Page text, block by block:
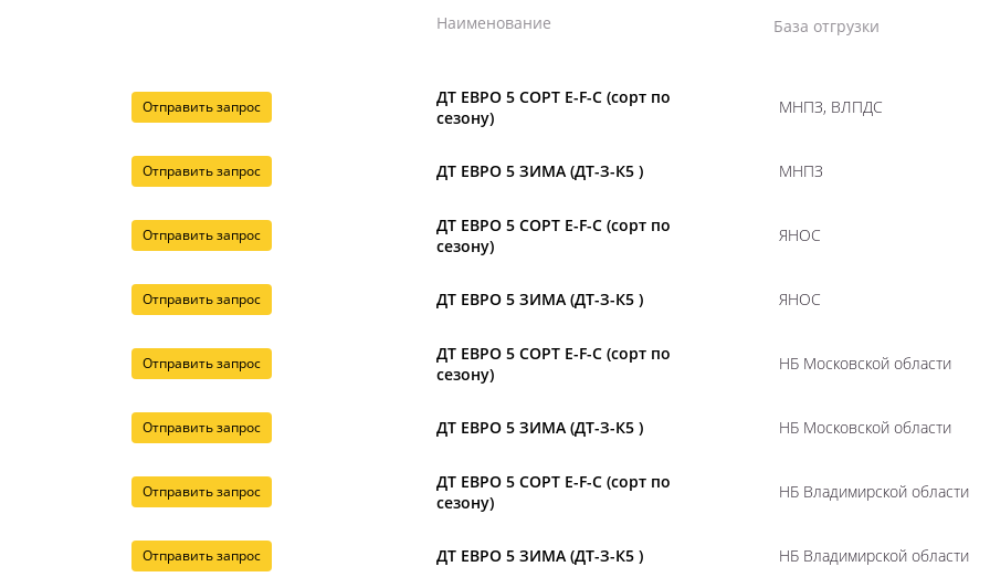
Наименование База отгрузки
Отправить запрос
ДТ ЕВРО 5 СОРТ E-F-C (сорт по
сезону)
МНПЗ, ВЛПДС
Отправить запрос ДТ ЕВРО 5 ЗИМА (ДТ-З-К5 ) МНПЗ
Отправить запрос
ДТ ЕВРО 5 СОРТ E-F-C (сорт по
сезону)
ЯНОС
Отправить запрос ДТ ЕВРО 5 ЗИМА (ДТ-З-К5 ) ЯНОС
Отправить запрос
ДТ ЕВРО 5 СОРТ E-F-C (сорт по
сезону)
НБ Московской области
Отправить запрос ДТ ЕВРО 5 ЗИМА (ДТ-З-К5 ) НБ Московской области
Отправить запрос
ДТ ЕВРО 5 СОРТ E-F-C (сорт по
сезону)
НБ Владимирской области
Отправить запрос ДТ ЕВРО 5 ЗИМА (ДТ-З-К5 ) НБ Владимирской области